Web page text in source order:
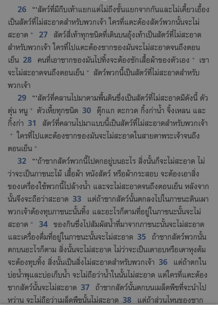
26 “‘สัตว์​ที่​มี​กีบ​เท้า​แยก​แต่​ไม่​ถึง​ขั้น​แยก​จาก​กัน​และ​ไม่​เคี้ยว​เอื้อง​
เป็น​สัตว์​ที่​ไม่​สะอาด​สำหรับ​พวก​เจ้า ใคร​ที่​แตะ​ต้อง​สัตว์​พวก​นั้น​จะ​ไม่​
สะอาด + 27 สัตว์​สี่​เท้า​ทุก​ชนิด​ที่​เดิน​บน​อุ้ง​เท้า​เป็น​สัตว์​ที่​ไม่​สะอาด​
สำหรับ​พวก​เจ้า ใคร​ที่​ไป​แตะ​ต้อง​ซาก​ของ​มัน​จะ​ไม่​สะอาด​จน​ถึง​ตอน​
เย็น 28 คน​ที่​เอา​ซาก​ของ​มัน​ไป​ทิ้ง​จะ​ต้อง​ซัก​เสื้อ​ผ้า​ของ​ตัว​เอง +
เขา​
จะ​ไม่​สะอาด​จน​ถึง​ตอน​เย็น +
สัตว์​พวก​นี้​เป็น​สัตว์​ที่​ไม่​สะอาด​สำหรับ​
พวก​เจ้า
29 “‘สัตว์​ที่​คลาน​ไป​มา​ตาม​พื้น​ดิน​ซึ่ง​เป็น​สัตว์​ที่​ไม่​สะอาด​มี​ดัง​นี้ ตัว​
ตุ่น หนู + ตัว​เหี้ย​ทุก​ชนิด 30 ตุ๊กแก ตะกวด กิ้งก่า​น้ำ จิ้งเหลน และ​
กิ้งก่า 31 สัตว์​ที่​คลาน​ไป​มา​แบบ​นี้​เป็น​สัตว์​ที่​ไม่​สะอาด​สำหรับ​พวก​เจ้า
+ ใคร​ที่​ไป​แตะ​ต้อง​ซาก​ของ​มัน​จะ​ไม่​สะอาด​ใน​สายตา​พระเจ้า​จน​ถึง​
ตอน​เย็น +
32 “‘ถ้า​ซาก​สัตว์​พวก​นี้​ไป​ตก​อยู่​บน​อะไร สิ่ง​นั้น​ก็​จะ​ไม่​สะอาด ไม่​
ว่า​จะ​เป็น​ภาชนะ​ไม้ เสื้อ​ผ้า หนัง​สัตว์ หรือ​ผ้า​กระสอบ จะ​ต้อง​เอา​สิ่ง​
ของ​เครื่อง​ใช้​พวก​นี้​ไป​ล้าง​น้ำ และ​จะ​ไม่​สะอาด​จน​ถึง​ตอน​เย็น หลัง​จาก​
นั้น​จึง​จะ​ถือ​ว่า​สะอาด 33 แต่​ถ้า​ซาก​สัตว์​นั้น​ตก​ลง​ไป​ใน​ภาชนะ​ดิน​เผา
พวก​เจ้า​ต้อง​ทุบ​ภาชนะ​นั้น​ทิ้ง และ​อะไร​ก็​ตาม​ที่​อยู่​ใน​ภาชนะ​นั้น​จะ​ไม่​
สะอาด + 34 ของ​กิน​ซึ่ง​ไป​สัมผัส​น้ำ​ที่​มา​จาก​ภาชนะ​นั้น​จะ​ไม่​สะอาด
และ​เครื่อง​ดื่ม​ที่​อยู่​ใน​ภาชนะ​นั้น​จะ​ไม่​สะอาด 35 ถ้า​ซาก​สัตว์​พวก​นั้น​
ตก​บน​อะไร​ก็​ตาม สิ่ง​นั้น​จะ​ไม่​สะอาด ไม่​ว่า​จะ​เป็น​เตา​อบ​หรือ​เตา​หุง​ต้ม
จะ​ต้อง​ทุบ​ทิ้ง สิ่ง​นั้น​เป็น​สิ่ง​ไม่​สะอาด​สำหรับ​พวก​เจ้า 36 แต่​ถ้า​ตก​ใน​
บ่อ​น้ำพุ​และ​บ่อ​เก็บ​น้ำ จะ​ไม่​ถือ​ว่า​น้ำ​ใน​นั้น​ไม่​สะอาด แต่​ใคร​ที่​แตะ​ต้อง​
ซาก​สัตว์​นั้น​จะ​ไม่​สะอาด 37 ถ้า​ซาก​สัตว์​นั้น​ตก​บน​เมล็ด​พืช​ที่​จะ​นำ​ไป​
หว่าน จะ​ไม่​ถือ​ว่า​เมล็ด​พืช​นั้น​ไม่​สะอาด 38 แต่​ถ้า​ส่วน​ไหน​ของ​ซาก​